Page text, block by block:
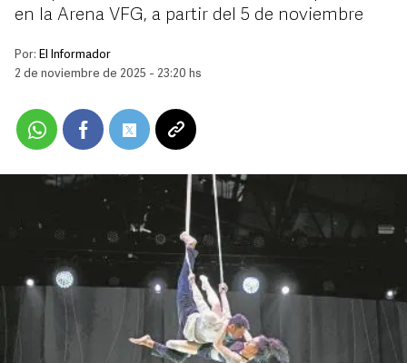
en la Arena VFG, a partir del 5 de noviembre
Por: El Informador
2 de noviembre de 2025 - 23:20 hs